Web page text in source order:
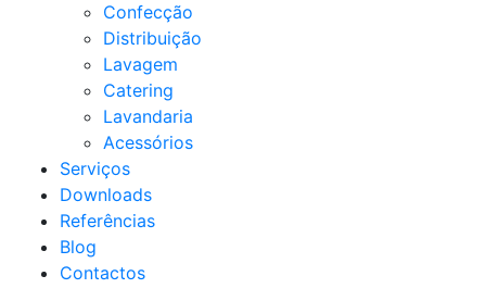
Confecção
Distribuição
Lavagem
Catering
Lavandaria
Acessórios
Serviços
Downloads
Referências
Blog
Contactos